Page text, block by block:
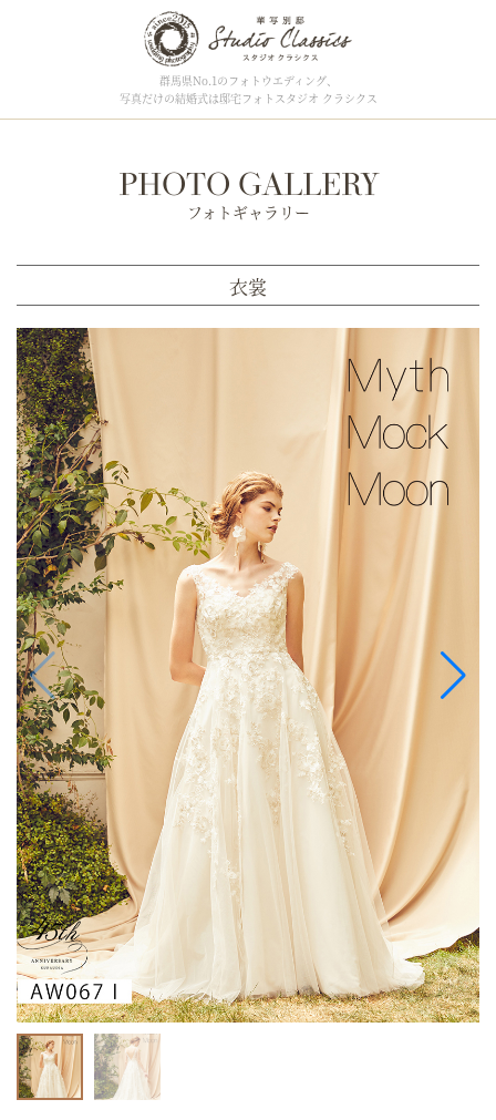
群馬県No.1のフォトウエディング、
写真だけの結婚式は邸宅フォトスタジオ クラシクス
PHOTO GALLERY
フォトギャラリー
衣裳